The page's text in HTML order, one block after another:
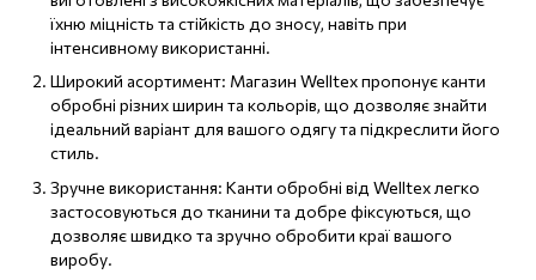
їхню міцність та стійкість до зносу, навіть при
інтенсивному використанні.
Широкий асортимент: Магазин Welltex пропонує канти
обробні різних ширин та кольорів, що дозволяє знайти
ідеальний варіант для вашого одягу та підкреслити його
стиль.
Зручне використання: Канти обробні від Welltex легко
застосовуються до тканини та добре фіксуються, що
дозволяє швидко та зручно обробити краї вашого
виробу.